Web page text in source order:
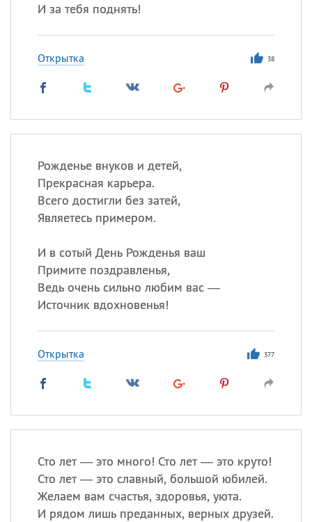
И за тебя поднять!
Открытка 38
Рожденье внуков и детей,
Прекрасная карьера.
Всего достигли без затей,
Являетесь примером.
И в сотый День Рожденья ваш
Примите поздравленья,
Ведь очень сильно любим вас —
Источник вдохновенья!
Открытка 377
Сто лет — это много! Сто лет — это круто!
Сто лет — это славный, большой юбилей.
Желаем вам счастья, здоровья, уюта.
И рядом лишь преданных, верных друзей.